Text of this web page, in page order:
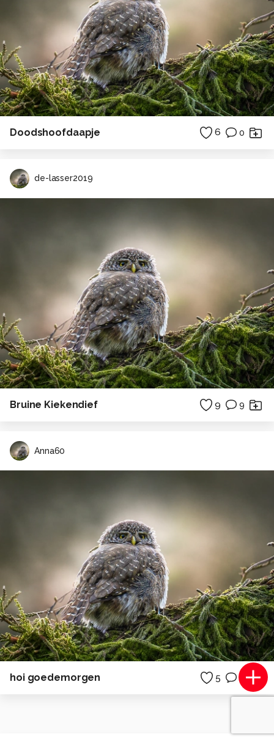
Doodshoofdaapje 6 0
de-lasser2019
Bruine Kiekendief 9 9
Anna60
hoi goedemorgen 5